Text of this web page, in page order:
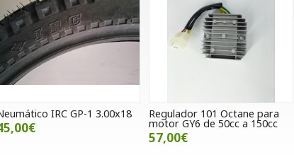
IRC GP-1 3.00x18 Regulador 101 Octane para
motor GY6 de 50cc a 150cc
57,00€